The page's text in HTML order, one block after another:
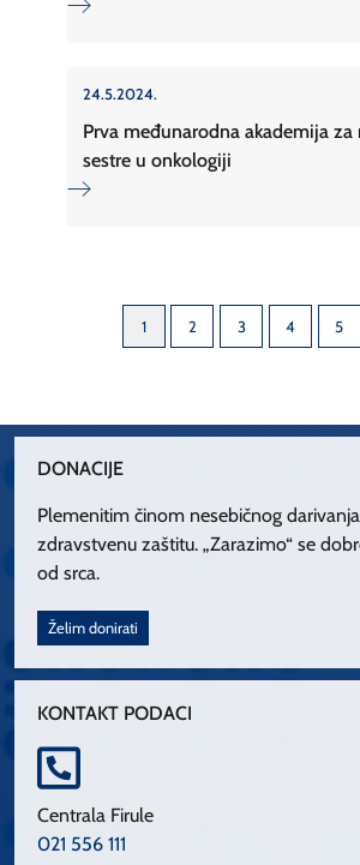
24.5.2024.
Prva međunarodna akademija za
sestre u onkologiji
1 2 3 4 5
DONACIJE
Plemenitim činom nesebičnog
zdravstvenu zaštitu. „Zarazimo“ se
od srca.
Želim donirati
KONTAKT PODACI
Centrala Firule
021 556 111